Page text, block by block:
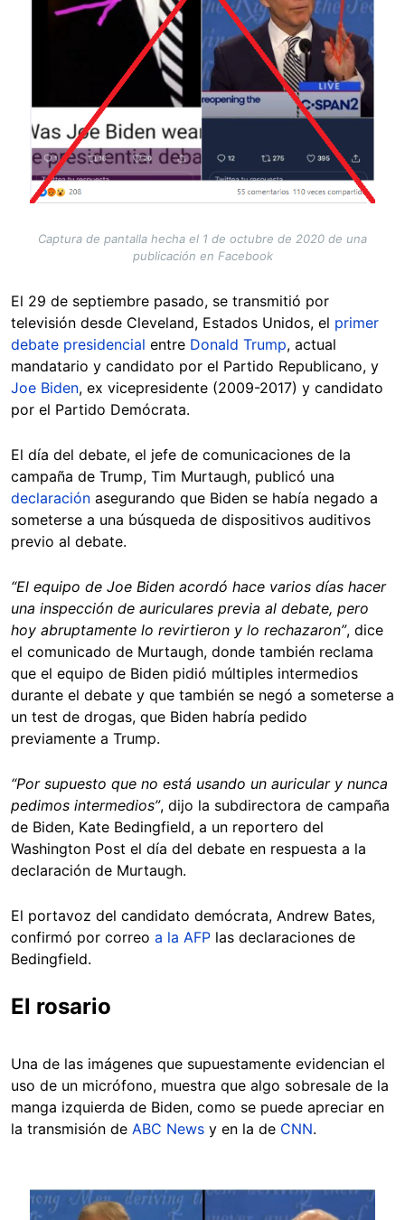
Captura de pantalla hecha el 1 de octubre de 2020 de una
publicación en Facebook
El 29 de septiembre pasado, se transmitió por
televisión desde Cleveland, Estados Unidos, el primer
debate presidencial entre Donald Trump, actual
mandatario y candidato por el Partido Republicano, y
Joe Biden, ex vicepresidente (2009-2017) y candidato
por el Partido Demócrata.
El día del debate, el jefe de comunicaciones de la
campaña de Trump, Tim Murtaugh, publicó una
declaración asegurando que Biden se había negado a
someterse a una búsqueda de dispositivos auditivos
previo al debate.
“El equipo de Joe Biden acordó hace varios días hacer
una inspección de auriculares previa al debate, pero
hoy abruptamente lo revirtieron y lo rechazaron”, dice
el comunicado de Murtaugh, donde también reclama
que el equipo de Biden pidió múltiples intermedios
durante el debate y que también se negó a someterse a
un test de drogas, que Biden habría pedido
previamente a Trump.
“Por supuesto que no está usando un auricular y nunca
pedimos intermedios”, dijo la subdirectora de campaña
de Biden, Kate Bedingfield, a un reportero del
Washington Post el día del debate en respuesta a la
declaración de Murtaugh.
El portavoz del candidato demócrata, Andrew Bates,
confirmó por correo a la AFP las declaraciones de
Bedingfield.
El rosario
Una de las imágenes que supuestamente evidencian el
uso de un micrófono, muestra que algo sobresale de la
manga izquierda de Biden, como se puede apreciar en
la transmisión de ABC News y en la de CNN.
Image